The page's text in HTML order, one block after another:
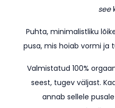
see
Puhta, minimalistliku
pusa, mis hoiab vormi ja
Valmistatud 100%
seest, tugev väljast.
annab sellele